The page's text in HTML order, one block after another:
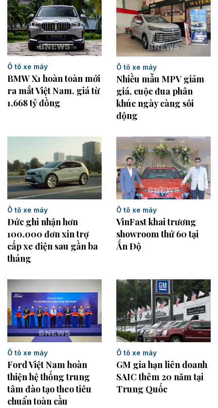
Ô tô xe máy
BMW X1 hoàn toàn mới
ra mắt Việt Nam, giá từ
1,668 tỷ đồng
Ô tô xe máy
Nhiều mẫu MPV giảm
giá, cuộc đua phân
khúc ngày càng sôi
động
Ô tô xe máy
Đức ghi nhận hơn
100.000 đơn xin trợ
cấp xe điện sau gần ba
tháng
Ô tô xe máy
VinFast khai trương
showroom thứ 60 tại
Ấn Độ
Ô tô xe máy
Ford Việt Nam hoàn
thiện hệ thống trung
tâm đào tạo theo tiêu
chuẩn toàn cầu
Ô tô xe máy
GM gia hạn liên doanh
SAIC thêm 20 năm tại
Trung Quốc